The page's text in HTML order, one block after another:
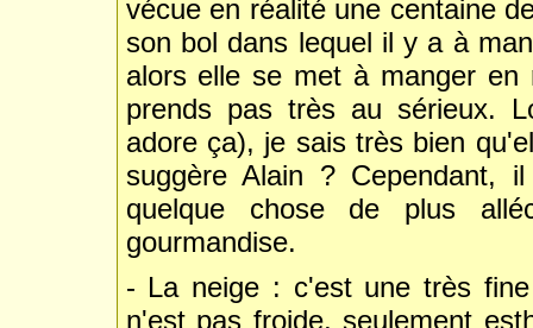
vécue en réalité une centaine
son bol dans lequel il y a à
alors elle se met à manger
prends pas très au sérieux.
adore ça), je sais très bien
suggère Alain ? Cependant,
quelque chose de plus
gourmandise.
- La neige : c'est une très
n'est pas froide, seulement